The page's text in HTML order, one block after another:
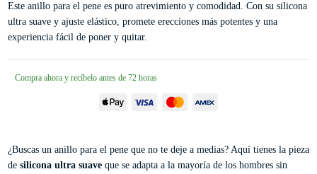
Este anillo para el pene es puro atrevimiento y comodidad. Con su silicona
ultra suave y ajuste elástico, promete erecciones más potentes y una
experiencia fácil de poner y quitar.
Compra ahora y recíbelo antes de 72 horas
¿Buscas un anillo para el pene que no te deje a medias? Aquí tienes la pieza
de silicona ultra suaveque se adapta a la mayoría de los hombres sin